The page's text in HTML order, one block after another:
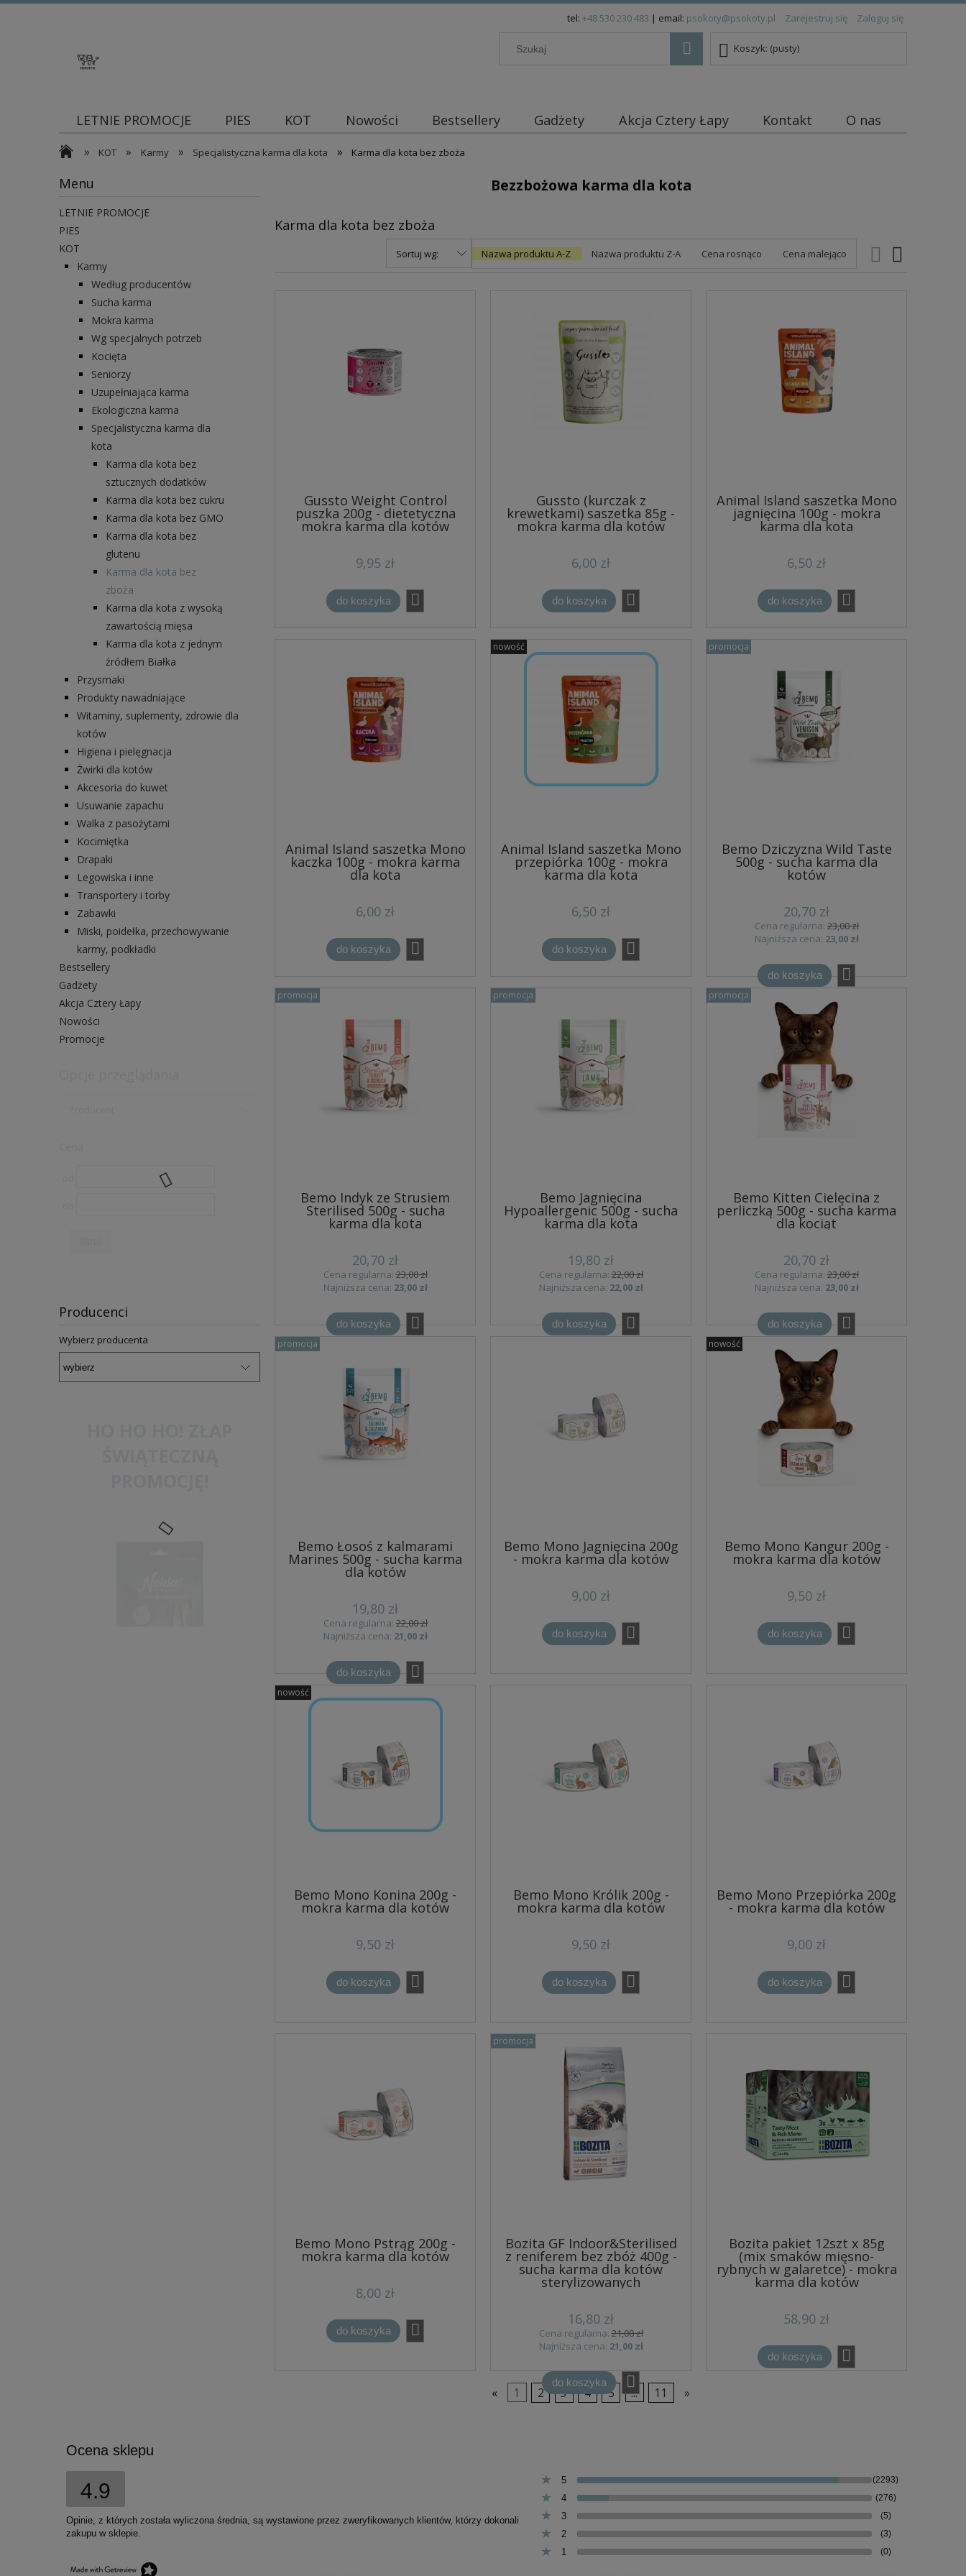
tel: +48 530 230 483 | email: psokoty@psokoty.pl Zarejestruj się Zaloguj się
Koszyk: (pusty)
LETNIE PROMOCJE PIES KOT Nowości Bestsellery Gadżety Akcja Cztery Łapy Kontakt
O nas
Blog
» KOT » Karmy » Specjalistyczna karma dla kota » Karma dla kota bez zboża
Menu
LETNIE PROMOCJE
PIES
KOT
Karmy
Według producentów
Sucha karma
Mokra karma
Wg specjalnych potrzeb
Kocięta
Seniorzy
Uzupełniająca karma
Ekologiczna karma
Specjalistyczna karma dla
kota
Karma dla kota bez
sztucznych dodatków
Karma dla kota bez cukru
Karma dla kota bez GMO
Karma dla kota bez
glutenu
Karma dla kota bez
zboża
Karma dla kota z wysoką
zawartością mięsa
Karma dla kota z jednym
źródłem Białka
Przysmaki
Produkty nawadniające
Witaminy, suplementy, zdrowie dla
kotów
Higiena i pielęgnacja
Żwirki dla kotów
Akcesoria do kuwet
Usuwanie zapachu
Walka z pasożytami
Kocimiętka
Drapaki
Legowiska i inne
Transportery i torby
Zabawki
Miski, poidełka, przechowywanie
karmy, podkładki
Bestsellery
Gadżety
Akcja Cztery Łapy
Nowości
Promocje
Producenci
Wybierz producenta
Bemo Koń by Siemię uśmiał
400g - mokra karma dla psów
11,70 zł
Najniższa cena:
Bezzbożowa karma dla kota
Karma dla kota bez zboża
Sortuj wg: Nazwa produktu A-Z Nazwa produktu Z-A Cena rosnąco Cena malejąco
Gussto Weight Control
puszka 200g - dietetyczna
mokra karma dla kotów
9,95 zł
do koszyka
Gussto (kurczak z
krewetkami) saszetka 85g -
mokra karma dla kotów
6,00 zł
do koszyka
Animal Island saszetka Mono
jagnięcina 100g - mokra
karma dla kota
6,50 zł
do koszyka
Animal Island saszetka Mono
kaczka 100g - mokra karma
dla kota
6,00 zł
do koszyka
Animal Island saszetka Mono
przepiórka 100g - mokra
karma dla kota
6,50 zł
do koszyka
nowość
Bemo Dziczyzna Wild Taste
500g - sucha karma dla
kotów
20,70 zł
Cena regularna:23,00 zł
Najniższa cena: 23,00 zł
do koszyka
promocja
Bemo Indyk ze Strusiem
Sterilised 500g - sucha
karma dla kota
20,70 zł
Cena regularna:23,00 zł
Najniższa cena: 23,00 zł
do koszyka
promocja
Bemo Jagnięcina
Hypoallergenic 500g - sucha
karma dla kota
19,80 zł
Cena regularna:22,00 zł
Najniższa cena: 22,00 zł
do koszyka
promocja
Bemo Kitten Cielęcina z
perliczką 500g - sucha karma
dla kociąt
20,70 zł
Cena regularna:23,00 zł
Najniższa cena: 23,00 zł
do koszyka
promocja
Bemo Łosoś z kalmarami
Marines 500g - sucha karma
dla kotów
19,80 zł
Cena regularna:22,00 zł
Najniższa cena: 21,00 zł
do koszyka
promocja
Bemo Mono Jagnięcina 200g
- mokra karma dla kotów
9,00 zł
do koszyka
Bemo Mono Kangur 200g -
mokra karma dla kotów
9,50 zł
do koszyka
nowość
Bemo Mono Konina 200g -
mokra karma dla kotów
9,50 zł
do koszyka
nowość
Bemo Mono Królik 200g -
mokra karma dla kotów
9,50 zł
do koszyka
Bemo Mono Przepiórka 200g
- mokra karma dla kotów
9,00 zł
do koszyka
Bemo Mono Pstrąg 200g -
mokra karma dla kotów
8,00 zł
do koszyka
Bozita GF Indoor&Sterilised
z reniferem bez zbóż 400g -
sucha karma dla kotów
sterylizowanych
16,80 zł
Cena regularna:21,00 zł
Najniższa cena: 21,00 zł
do koszyka
promocja
Bozita pakiet 12szt x 85g
(mix smaków mięsno-
rybnych w galaretce) - mokra
karma dla kotów
58,90 zł
do koszyka
« 1 2 3 4 5 ... 11 »
Ocena sklepu
4.9
Opinie, z których została wyliczona średnia, są wystawione przez zweryfikowanych klientów, którzy dokonali
zakupu w sklepie.
5 (2293)
4 (276)
3 (5)
2 (3)
1 (0)